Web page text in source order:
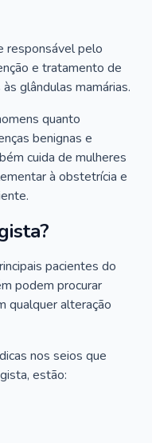
responsável pelo
e tratamento de
glândulas mamárias.
quanto
benignas e
cuida de mulheres
à obstetrícia e
pacientes do
podem procurar
qualquer alteração
nos seios que
estão: